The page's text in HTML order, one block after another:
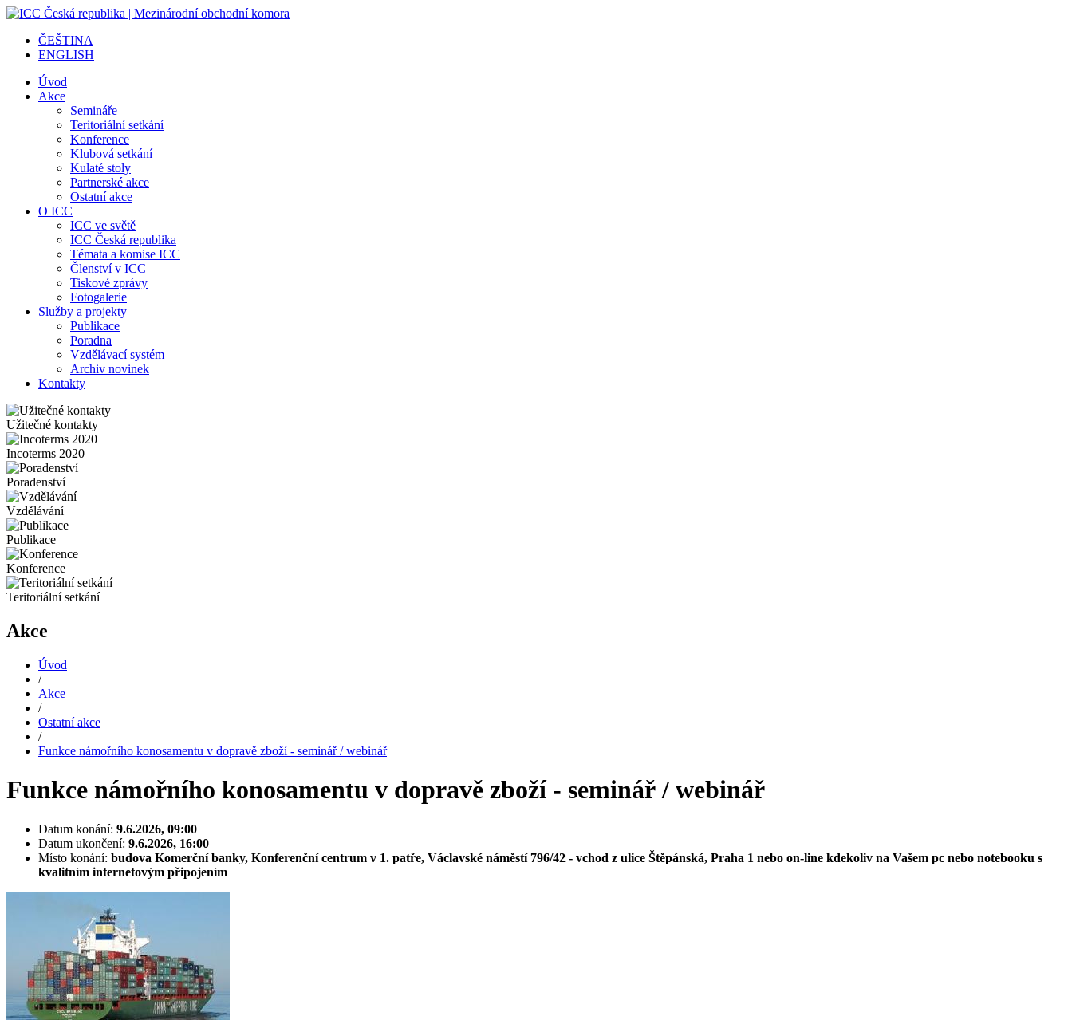
ČEŠTINA
ENGLISH
Úvod
Akce
Semináře
Teritoriální setkání
Konference
Klubová setkání
Kulaté stoly
Partnerské akce
Ostatní akce
O ICC
ICC ve světě
ICC Česká republika
Témata a komise ICC
Členství v ICC
Tiskové zprávy
Fotogalerie
Služby a projekty
Publikace
Poradna
Vzdělávací systém
Archiv novinek
Kontakty
Užitečné kontakty
Incoterms 2020
Poradenství
Vzdělávání
Publikace
Konference
Teritoriální setkání
Akce
Úvod
/
Akce
/
Ostatní akce
/
Funkce námořního konosamentu v dopravě zboží - seminář / webinář
Funkce námořního konosamentu v dopravě zboží - seminář / webinář
Datum konání: 9.6.2026, 09:00
Datum ukončení: 9.6.2026, 16:00
Místo konání: budova Komerční banky, Konferenční centrum v 1. patře, Václavské náměstí 796/42 - vchod z ulice Štěpánská, Praha 1 nebo on-line kdekoliv na Vašem pc nebo notebooku s
kvalitním internetovým připojením